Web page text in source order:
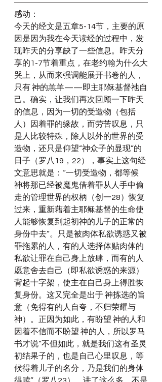
感动：
今天的经文是五章5-14节，主要的原
因是因为我在今天读经的过程中，发
现昨天的分享缺了一些信息。昨天分
享的1-7节着重点，在老约翰为什么大
哭上，从而来强调能展开书卷的人，
只有 神的羔羊——即主耶稣基督祂自
己。确实，让我们再次回顾一下昨天
的信息，因为一切的受造物（包括
人）因着罪的缘故，而劳苦叹息，只
是人比较特殊，除人以外的世界的受
造物，还只是仰望“神众子的显现”的
日子（罗八19，22），事实上这句经
文意思就是：“一切受造物，都等候
神将那已经被魔鬼借着罪从人手中偷
走的管理世界的权柄（创一28）恢复
过来，重新藉着主耶稣基督的生命使
人能够恢复到起初神的儿子的正常的
身份中去”。只是被肉体私欲诱惑又被
罪拖累的人，有的人选择体贴肉体的
私欲让罪在自己身上放肆，而有的人
愿意舍去自己（即私欲诱惑的来源）
背起十字架，使主在自己身上得胜恢
复身份。这又完全是出于 神拣选的旨
意（免得有的人自夸，不归荣耀与
神）。正因为如此，有盼望 神的人和
因着不信而不盼望 神的人，所以罗马
书才说“不但如此，就是我们这有圣灵
初结果子的，也是自己心里叹息，等
候得着儿子的名分，乃是我们的身体